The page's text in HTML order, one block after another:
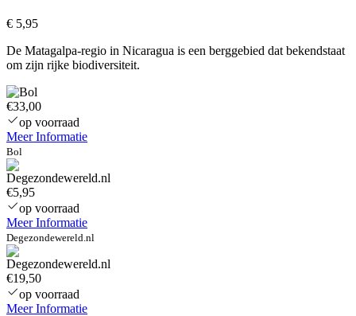
€ 5,95
De Matagalpa-regio in Nicaragua is een berggebied dat bekendstaat
om zijn rijke biodiversiteit.
€33,00
op voorraad
Meer Informatie
Bol
€5,95
op voorraad
Meer Informatie
Degezondewereld.nl
€19,50
op voorraad
Meer Informatie